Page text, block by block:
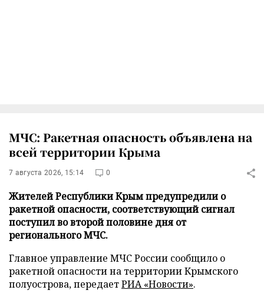
МЧС: Ракетная опасность объявлена на
всей территории Крыма
7 августа 2026, 15:14 0
Жителей Республики Крым предупредили о
ракетной опасности, соответствующий сигнал
поступил во второй половине дня от
регионального МЧС.
Главное управление МЧС России сообщило о
ракетной опасности на территории Крымского
полуострова, передаетРИА «Новости».